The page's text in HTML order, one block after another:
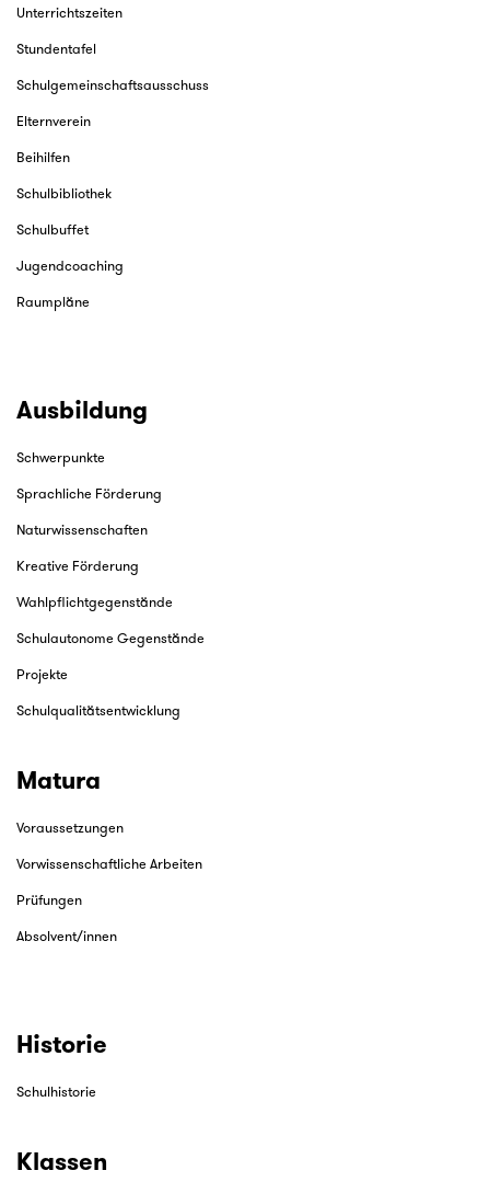
Unterrichtszeiten
Stundentafel
Schulgemeinschaftsausschuss
Elternverein
Beihilfen
Schulbibliothek
Schulbuffet
Jugendcoaching
Raumpläne
Ausbildung
Schwerpunkte
Sprachliche Förderung
Naturwissenschaften
Kreative Förderung
Wahlpflichtgegenstände
Schulautonome Gegenstände
Projekte
Schulqualitätsentwicklung
Matura
Voraussetzungen
Vorwissenschaftliche Arbeiten
Prüfungen
Absolvent/innen
Historie
Schulhistorie
Klassen